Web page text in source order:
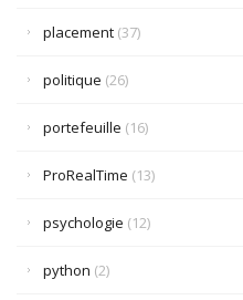
placement (37)
politique (26)
portefeuille (16)
ProRealTime (13)
psychologie (12)
python (2)